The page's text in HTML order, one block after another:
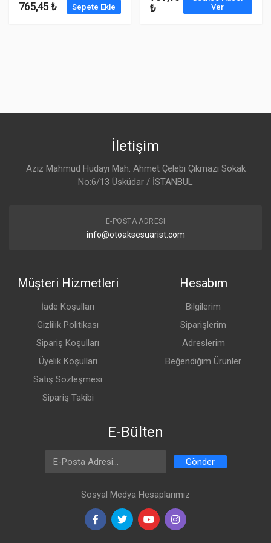
765,45 ₺ Sepete Ekle
₺
Ver
İletişim
Aziz Mahmud Hüdayi Mah. Ahmet Çelebi Çıkmazı Sokak
No:6/13 Üsküdar / İSTANBUL
E-POSTA ADRESI
info@otoaksesuarist.com
Müşteri Hizmetleri
İade Koşulları
Gizlilik Politikası
Sipariş Koşulları
Üyelik Koşulları
Satış Sözleşmesi
Sipariş Takibi
Hesabım
Bilgilerim
Siparişlerim
Adreslerim
Beğendiğim Ürünler
E-Bülten
Email Address Gönder
Sosyal Medya Hesaplarımız